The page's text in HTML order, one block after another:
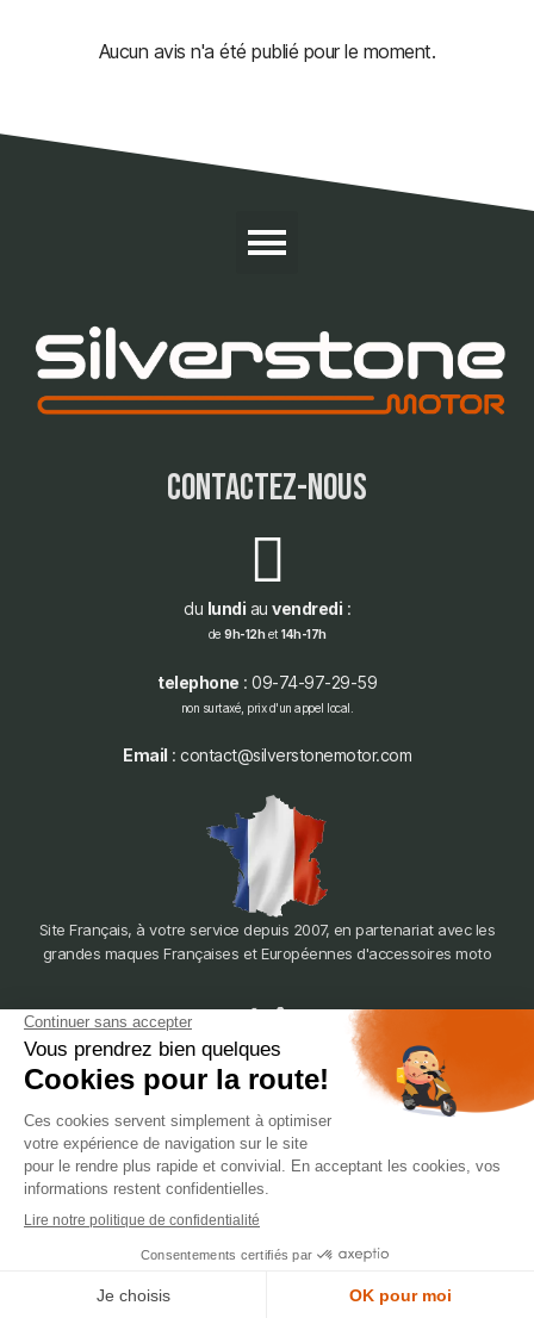
Aucun avis n'a été publié pour le moment.
contactez-nous
du lundi au vendredi :
de 9h-12het 14h-17h
telephone : 09-74-97-29-59
non surtaxé, prix d'un appel local.
Email : contact@silverstonemotor.com
Site Français, à votre service depuis 2007, en partenariat avec les
grandes maques Françaises et Européennes d'accessoires moto
388 Av. Charles de Gaulle, 69200 Vénissieux
© 2007-2025 Silverstone Motor